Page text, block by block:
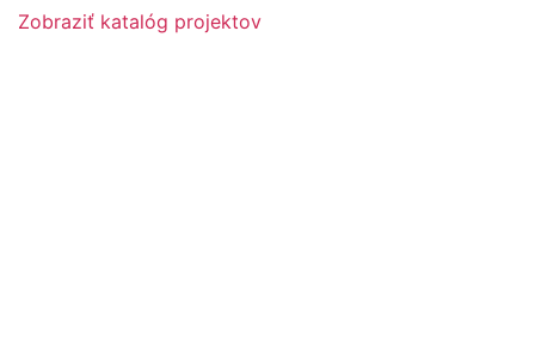
Zobraziť katalóg projektov